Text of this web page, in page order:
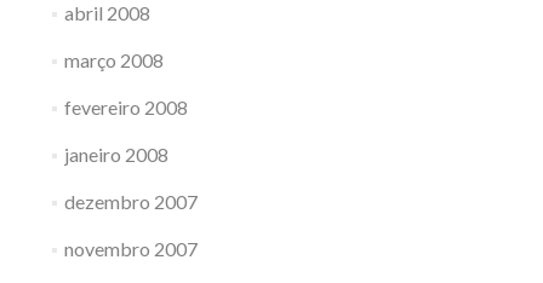
abril 2008
março 2008
fevereiro 2008
janeiro 2008
dezembro 2007
novembro 2007